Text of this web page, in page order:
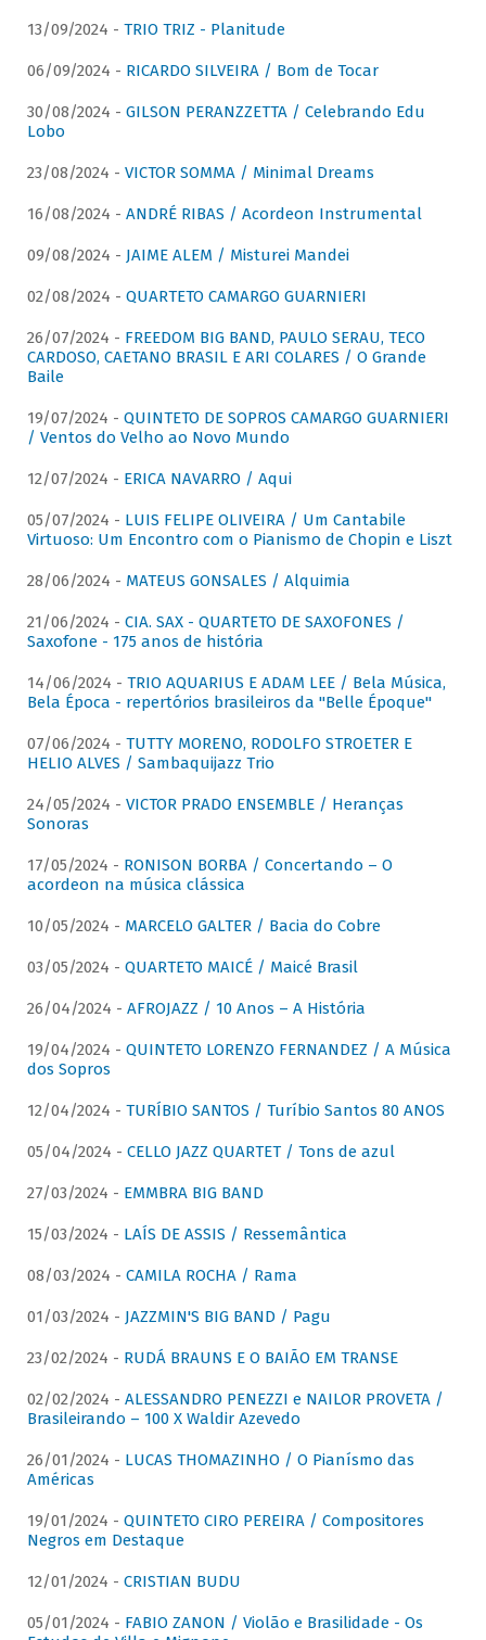
13/09/2024 - TRIO TRIZ - Planitude
06/09/2024 - RICARDO SILVEIRA / Bom de Tocar
30/08/2024 - GILSON PERANZZETTA / Celebrando Edu
Lobo
23/08/2024 - VICTOR SOMMA / Minimal Dreams
16/08/2024 - ANDRÉ RIBAS / Acordeon Instrumental
09/08/2024 - JAIME ALEM / Misturei Mandei
02/08/2024 - QUARTETO CAMARGO GUARNIERI
26/07/2024 - FREEDOM BIG BAND, PAULO SERAU, TECO
CARDOSO, CAETANO BRASIL E ARI COLARES / O Grande
Baile
19/07/2024 - QUINTETO DE SOPROS CAMARGO GUARNIERI
/ Ventos do Velho ao Novo Mundo
12/07/2024 - ERICA NAVARRO / Aqui
05/07/2024 - LUIS FELIPE OLIVEIRA / Um Cantabile
Virtuoso: Um Encontro com o Pianismo de Chopin e Liszt
28/06/2024 - MATEUS GONSALES / Alquimia
21/06/2024 - CIA. SAX - QUARTETO DE SAXOFONES /
Saxofone - 175 anos de história
14/06/2024 - TRIO AQUARIUS E ADAM LEE / Bela Música,
Bela Época - repertórios brasileiros da "Belle Époque"
07/06/2024 - TUTTY MORENO, RODOLFO STROETER E
HELIO ALVES / Sambaquijazz Trio
24/05/2024 - VICTOR PRADO ENSEMBLE / Heranças
Sonoras
17/05/2024 - RONISON BORBA / Concertando – O
acordeon na música clássica
10/05/2024 - MARCELO GALTER / Bacia do Cobre
03/05/2024 - QUARTETO MAICÉ / Maicé Brasil
26/04/2024 - AFROJAZZ / 10 Anos – A História
19/04/2024 - QUINTETO LORENZO FERNANDEZ / A Música
dos Sopros
12/04/2024 - TURÍBIO SANTOS / Turíbio Santos 80 ANOS
05/04/2024 - CELLO JAZZ QUARTET / Tons de azul
27/03/2024 - EMMBRA BIG BAND
15/03/2024 - LAÍS DE ASSIS / Ressemântica
08/03/2024 - CAMILA ROCHA / Rama
01/03/2024 - JAZZMIN'S BIG BAND / Pagu
23/02/2024 - RUDÁ BRAUNS E O BAIÃO EM TRANSE
02/02/2024 - ALESSANDRO PENEZZI e NAILOR PROVETA /
Brasileirando – 100 X Waldir Azevedo
26/01/2024 - LUCAS THOMAZINHO / O Pianísmo das
Américas
19/01/2024 - QUINTETO CIRO PEREIRA / Compositores
Negros em Destaque
12/01/2024 - CRISTIAN BUDU
05/01/2024 - FABIO ZANON / Violão e Brasilidade - Os